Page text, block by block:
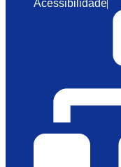
Acessibilidade